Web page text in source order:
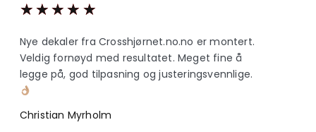
★ ★ ★ ★ ★
Nye dekaler fra Crosshjørnet.no.no er montert.
Veldig fornøyd med resultatet. Meget fine å
legge på, god tilpasning og justeringsvennlige.
Christian Myrholm